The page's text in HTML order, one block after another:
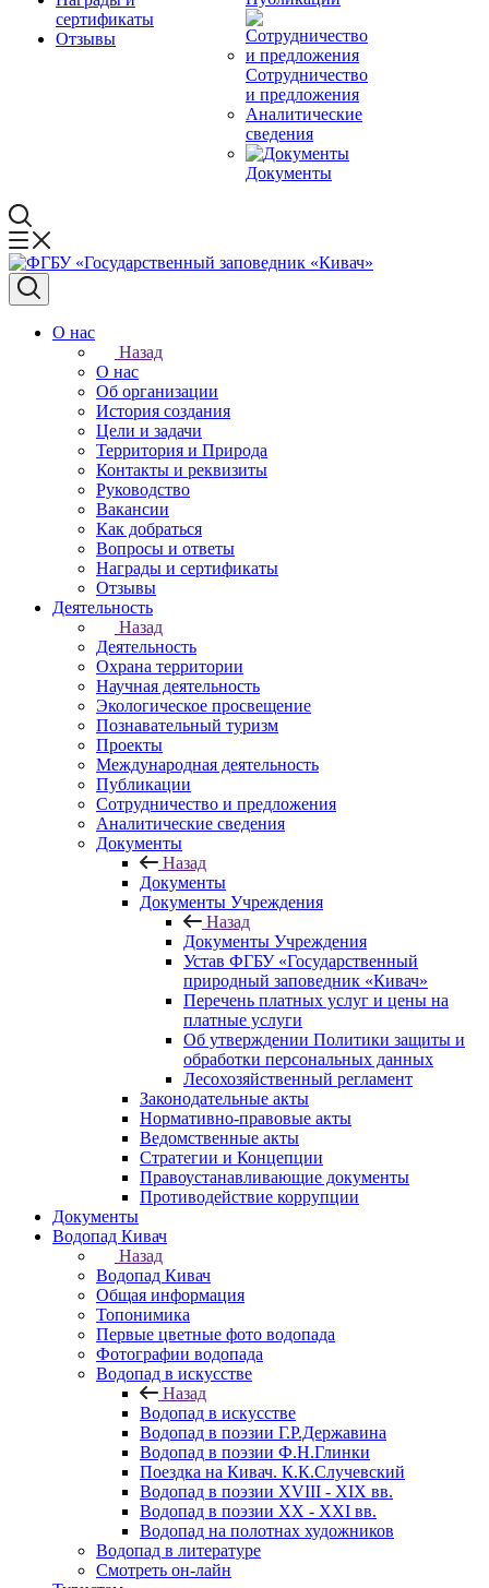
сертификаты
Отзывы
Сотрудничество
и предложения
Аналитические
сведения
Документы
О нас
Назад
О нас
Об организации
История создания
Цели и задачи
Территория и Природа
Контакты и реквизиты
Руководство
Вакансии
Как добраться
Вопросы и ответы
Награды и сертификаты
Отзывы
Деятельность
Назад
Деятельность
Охрана территории
Научная деятельность
Экологическое просвещение
Познавательный туризм
Проекты
Международная деятельность
Публикации
Сотрудничество и предложения
Аналитические сведения
Документы
Назад
Документы
Документы Учреждения
Назад
Документы Учреждения
Устав ФГБУ «Государственный
природный заповедник «Кивач»
Перечень платных услуг и цены на
платные услуги
Об утверждении Политики защиты и
обработки персональных данных
Лесохозяйственный регламент
Законодательные акты
Нормативно-правовые акты
Ведомственные акты
Стратегии и Концепции
Правоустанавливающие документы
Противодействие коррупции
Документы
Водопад Кивач
Назад
Водопад Кивач
Общая информация
Топонимика
Первые цветные фото водопада
Фотографии водопада
Водопад в искусстве
Назад
Водопад в искусстве
Водопад в поэзии Г.Р.Державина
Водопад в поэзии Ф.Н.Глинки
Поездка на Кивач. К.К.Случевский
Водопад в поэзии XVIII - XIX вв.
Водопад в поэзии XX - XXI вв.
Водопад на полотнах художников
Водопад в литературе
Смотреть он-лайн